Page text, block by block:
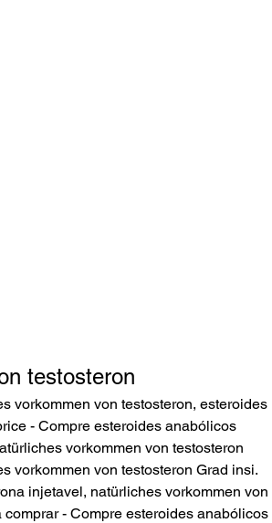
testosteron
vorkommen von testosteron, esteroides
- Compre esteroides anabólicos
vorkommen von testosteron
vorkommen von testosteron Grad insi.
injetavel, natürliches vorkommen von
- Compre esteroides anabólicos